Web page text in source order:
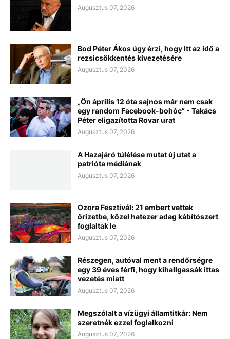
Augusztus 07, 2026
Bod Péter Ákos úgy érzi, hogy Itt az idő a
rezsicsökkentés kivezetésére
Augusztus 07, 2026
„Ön április 12 óta sajnos már nem csak
egy random Facebook-bohóc” - Takács
Péter eligazította Rovar urat
Augusztus 07, 2026
A Hazajáró túlélése mutat új utat a
patrióta médiának
Augusztus 07, 2026
Ozora Fesztivál: 21 embert vettek
őrizetbe, közel hatezer adag kábítószert
foglaltak le
Augusztus 07, 2026
Részegen, autóval ment a rendőrségre
egy 39 éves férfi, hogy kihallgassák ittas
vezetés miatt
Augusztus 07, 2026
Megszólalt a vízügyi államtitkár: Nem
szeretnék ezzel foglalkozni
Augusztus 07, 2026